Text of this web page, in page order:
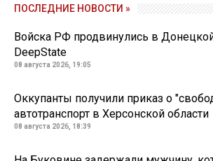
ПОСЛЕДНИЕ НОВОСТИ »
Войска РФ продвинулись в
DeepState
08 августа 2026, 19:05
Оккупанты получили приказ о
автотранспорт в Херсонской области
08 августа 2026, 18:39